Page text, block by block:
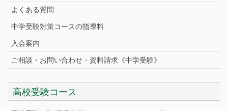
よくある質問
中学受験対策コースの指導料
入会案内
ご相談・お問い合わせ・資料請求《中学受験》
高校受験コース